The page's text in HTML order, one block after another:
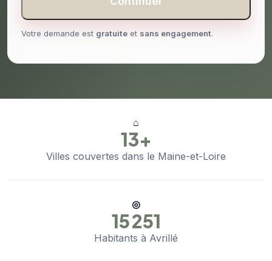
Votre demande est gratuite et sans engagement.
⌂
13+
Villes couvertes dans le Maine-et-Loire
◎
15 251
Habitants à Avrillé